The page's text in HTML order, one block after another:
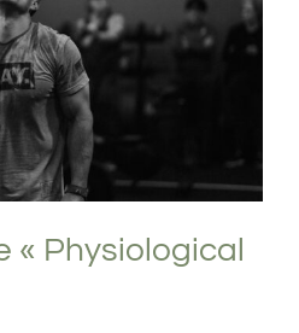
« Physiological
»
au chaud
Exposition
Thermorégulation
« Physiological